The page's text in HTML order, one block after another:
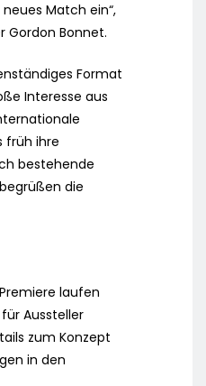
Match ein“,
Gordon Bonnet.
Format
Interesse aus
früh ihre
bestehende
die
laufen
Aussteller
zum Konzept
in den